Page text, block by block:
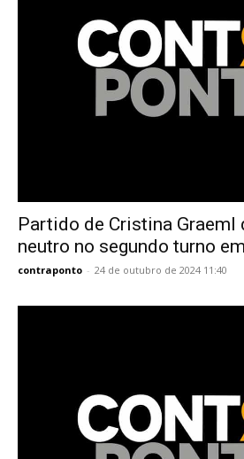
Partido de Cristina Graeml
neutro no segundo turno
contraponto - 24 de outubro de 2024 11:40